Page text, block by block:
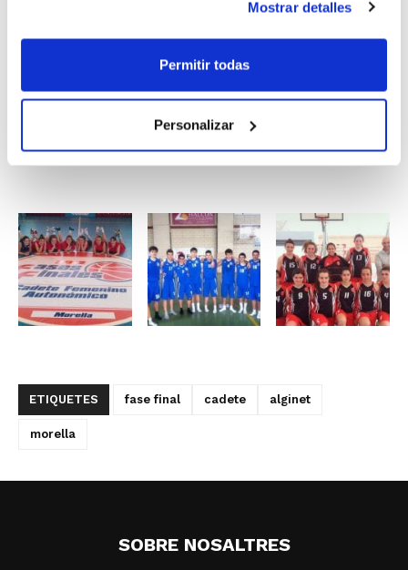
Mostrar detalles
Permitir todas
Personalizar
Twitter. El hashtag se encuentra ya
visible también en la portada dewww.fbcv.espara
que puedas ir siguiendo cómo marcha cada partido en
juego.
ETIQUETES fase final cadete alginet
morella
SOBRE NOSALTRES